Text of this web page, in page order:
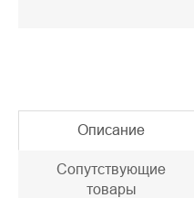
Описание
Сопутствующие
товары